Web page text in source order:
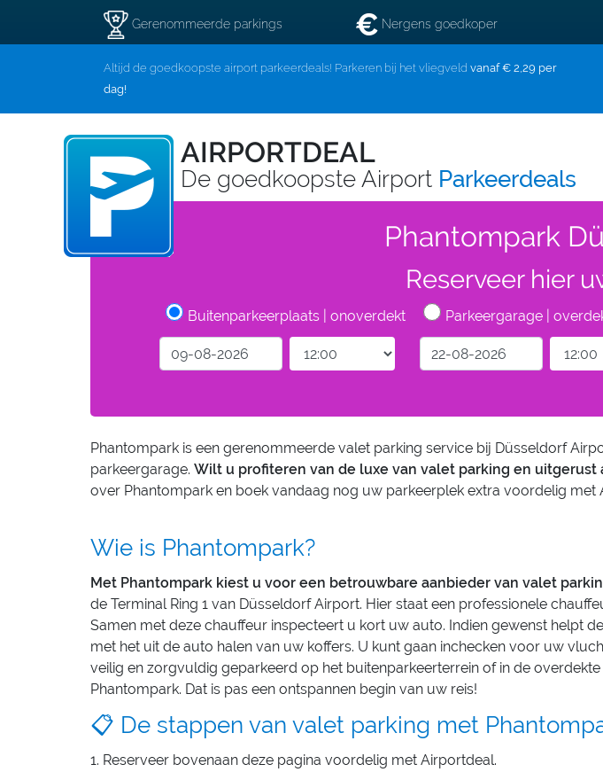
Gerenommeerde parkings Nergens goedkoper
Altijd de goedkoopste airport parkeerdeals! Parkeren bij het vliegveld vanaf € 2,29 per
dag!
AIRPORTDEAL
De goedkoopste Airport Parkeerdeals
Phantompark
Reserveer hier
Buitenparkeerplaats | onoverdekt
Parkeergarage |
Phantompark is een gerenommeerde valet parking service bij Düsseldorf
parkeergarage. Wilt u profiteren van de luxe van valet parking en uitgerust
over Phantompark en boek vandaag nog uw parkeerplek extra voordelig met
Wie is Phantompark?
Met Phantompark kiest u voor een betrouwbare aanbieder van valet
de Terminal Ring 1 van Düsseldorf Airport. Hier staat een professionele
Samen met deze chauffeur inspecteert u kort uw auto. Indien gewenst helpt
met het uit de auto halen van uw koffers. U kunt gaan inchecken voor uw
veilig en zorgvuldig geparkeerd op het buitenparkeerterrein of in de
Phantompark. Dat is pas een ontspannen begin van uw reis!
📋 De stappen van valet parking met
1. Reserveer bovenaan deze pagina voordelig met Airportdeal.